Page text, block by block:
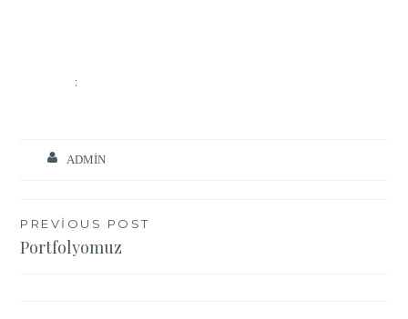
ADMIN
Yazı
gezinmesi
PREVIOUS POST
Portfolyomuz